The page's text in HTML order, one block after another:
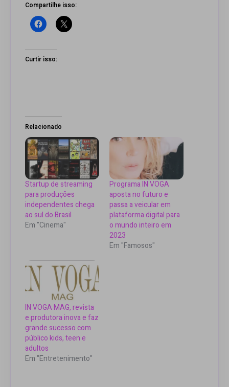
Compartilhe isso:
Curtir isso:
Relacionado
Startup de streaming
para produções
independentes chega
ao sul do Brasil
Em "Cinema"
Programa IN VOGA
aposta no futuro e
passa a veicular em
plataforma digital para
o mundo inteiro em
2023
Em "Famosos"
IN VOGA MAG, revista
e produtora inova e faz
grande sucesso com
público kids, teen e
adultos
Em "Entretenimento"